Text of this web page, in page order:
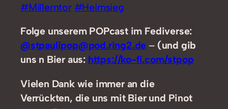
#Millerntor #Heimsieg
Folge unserem POPcast im Fediverse:
@stpaulipop@pod.ring2.de – (und gib
uns n Bier aus: https://ko-fi.com/stpop
Vielen Dank wie immer an die
Verrückten, die uns mit Bier und Pinot